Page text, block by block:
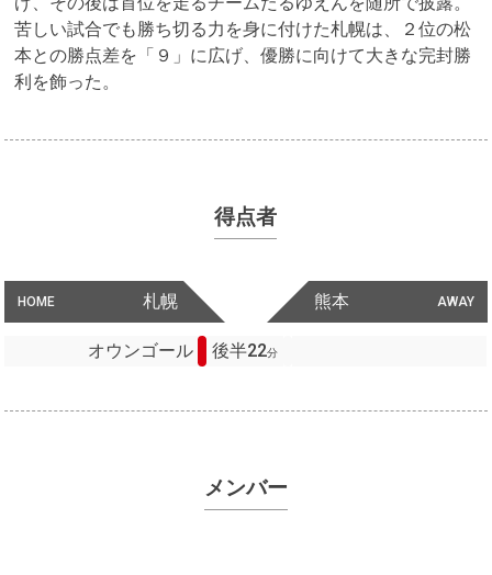
苦しい試合でも勝ち切る力を身に付けた札幌は、２位の松
本との勝点差を「９」に広げ、優勝に向けて大きな完封勝
利を飾った。
得点者
HOME 札幌 AWAY
熊本
オウンゴール 後半22分
メンバー